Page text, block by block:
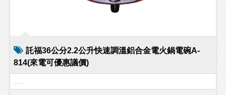
託福36公分2.2公升快速調溫鋁合金電火鍋電碗A-
814(來電可優惠議價)